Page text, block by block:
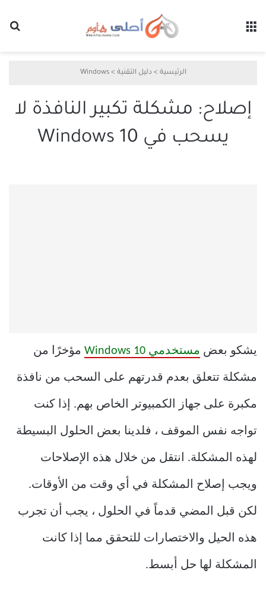
الرئيسية > دليل التقنية >
Windows
إصلاح: مشكلة تكبير النافذة لا
يسحب في Windows 10
يشكو بعض مستخدمي Windows 10 مؤخرًا من
مشكلة تتعلق بعدم قدرتهم على السحب من نافذة
مكبرة على جهاز الكمبيوتر الخاص بهم. إذا كنت
تواجه نفس الموقف ، فلدينا بعض الحلول البسيطة
لهذه المشكلة. انتقل من خلال هذه الإصلاحات
ويجب إصلاح المشكلة في أي وقت من الأوقات.
لكن قبل المضي قدماً في الحلول ، يجب أن تجرب
هذه الحيل والاختصارات للتحقق مما إذا كانت
المشكلة لها حل أبسط.